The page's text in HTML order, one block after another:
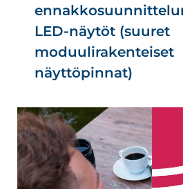
LED-näytöt (suuret
moduulirakenteiset
näyttöpinnat)